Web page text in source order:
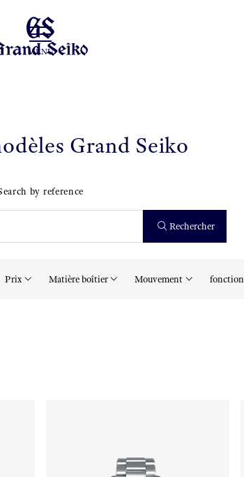
MENU
Grand Seiko
by reference
Rechercher
Prix Matière boîtier Mouvement fonction